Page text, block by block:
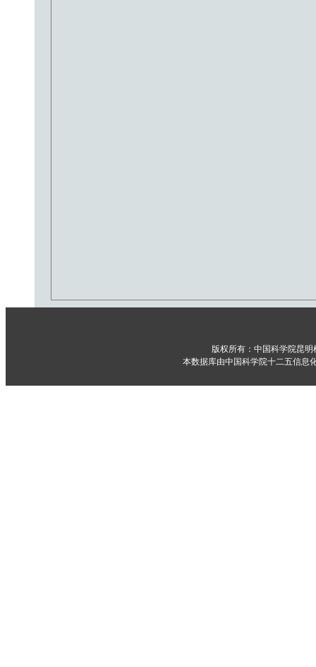
版权所有：中国科学院昆
本数据库由中国科学院十二五信息